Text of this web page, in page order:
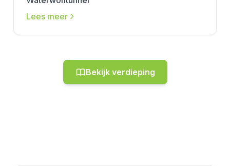
Lees meer
Bekijk verdieping